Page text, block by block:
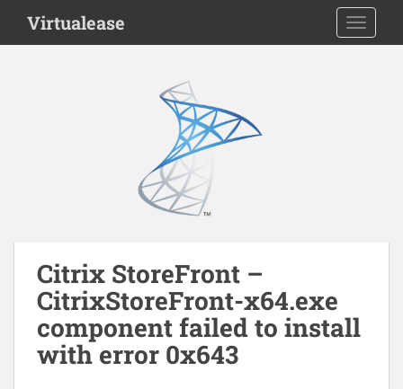
i
Virtualease
Citrix StoreFront –
CitrixStoreFront-x64.exe
component failed to install
with error 0x643